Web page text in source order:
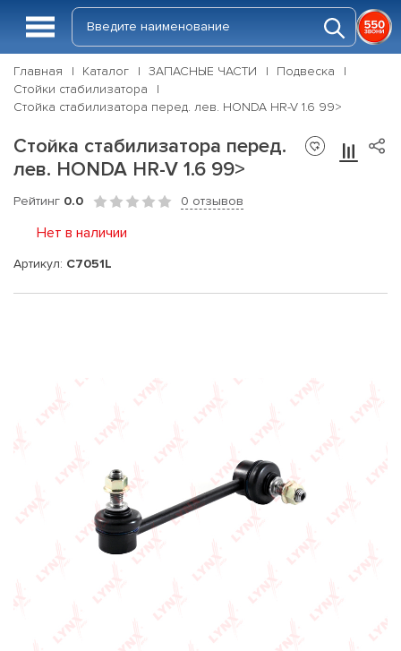
Главная Каталог ЗАПАСНЫЕ ЧАСТИ
Подвеска
Стойки стабилизатора
Стойка стабилизатора перед. лев. HONDA HR-V 1.6 99>
Стойка стабилизатора перед.
лев. HONDA HR-V 1.6 99>
Рейтинг 0.0 0 отзывов
Нет в наличии
Артикул: C7051L